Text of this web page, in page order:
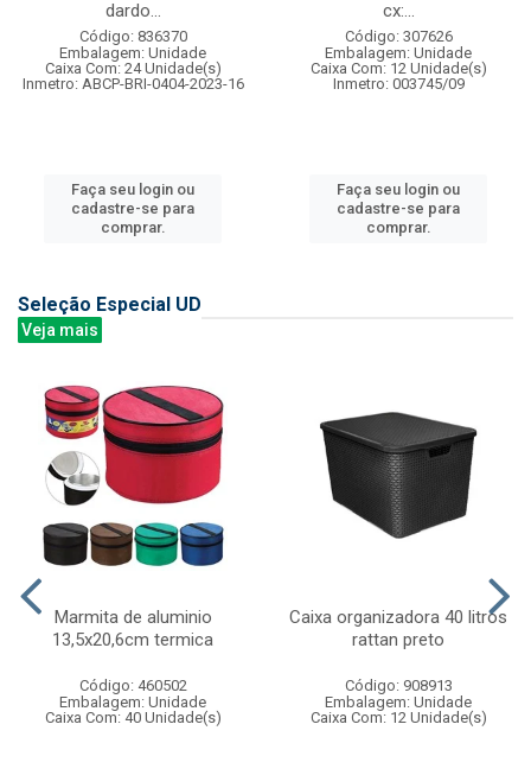
dardo...
Código: 836370
Embalagem: Unidade
Caixa Com: 24 Unidade(s)
Inmetro: ABCP-BRI-0404-2023-16
Faça seu login ou
cadastre-se para
comprar.
cx:...
Código: 307626
Embalagem: Unidade
Caixa Com: 12 Unidade(s)
Inmetro: 003745/09
Faça seu login ou
cadastre-se para
comprar.
Seleção Especial UD
Veja mais
Marmita de aluminio
13,5x20,6cm termica
Código: 460502
Embalagem: Unidade
Caixa Com: 40 Unidade(s)
Caixa organizadora 40 litros
rattan preto
Código: 908913
Embalagem: Unidade
Caixa Com: 12 Unidade(s)